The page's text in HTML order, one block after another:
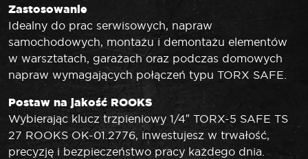
Zastosowanie
Idealny do prac serwisowych, napraw
samochodowych, montażu i demontażu elementów
w warsztatach, garażach oraz podczas domowych
napraw wymagających połączeń typu TORX SAFE.
Postaw na jakość ROOKS
Wybierając klucz trzpieniowy 1/4″ TORX-5 SAFE TS
27 ROOKS OK-01.2776, inwestujesz w trwałość,
precyzję i bezpieczeństwo pracy każdego dnia.